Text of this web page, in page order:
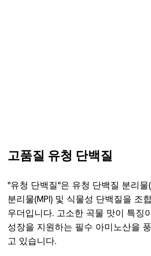
고품질 유청 단백질
"유청 단백질"은 유청 단백질 분리물
분리물(MPI) 및 식물성 단백질을 조
우더입니다. 고소한 곡물 맛이 특징
성장을 지원하는 필수 아미노산을
고 있습니다.